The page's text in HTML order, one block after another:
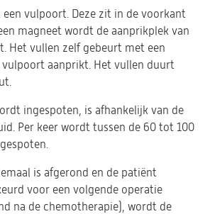
een vulpoort. Deze zit in de voorkant
magneet wordt de aanprikplek van
Het vullen zelf gebeurt met een
vulpoort aanprikt. Het vullen duurt
ingespoten, is afhankelijk van de
Per keer wordt tussen de 60 tot 100
is afgerond en de patiënt
voor een volgende operatie
na de chemotherapie), wordt de